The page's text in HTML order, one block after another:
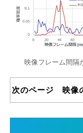
映像フレーム間隔
次のページ 映像